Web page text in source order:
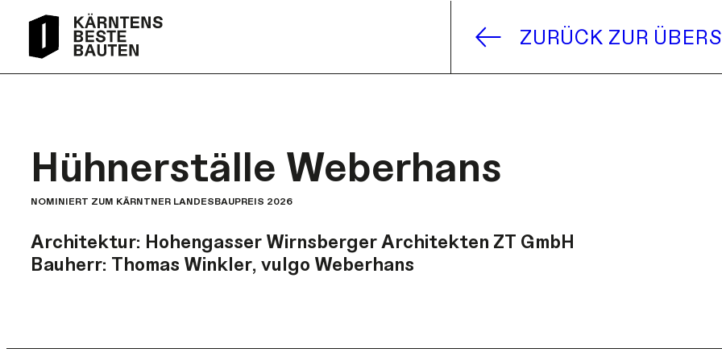
ZURÜCK ZUR
Hühnerställe Weberhans
NOMINIERT ZUM KÄRNTNER LANDESBAUPREIS 2026
Architektur: Hohengasser Wirnsberger Architekten ZT GmbH
Bauherr: Thomas Winkler, vulgo Weberhans